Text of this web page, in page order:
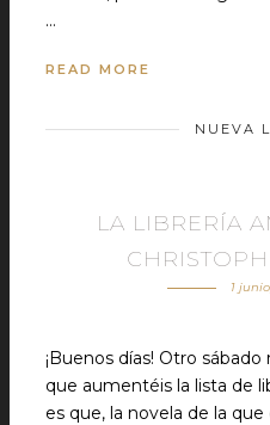
…
READ MORE
NUEVA
LA LIBRERÍA
1
¡Buenos días! Otro
que aumentéis la lista de
es que, la novela de la